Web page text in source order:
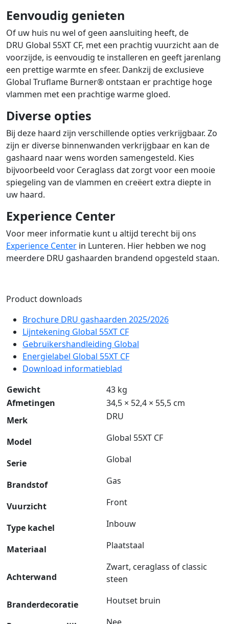
Eenvoudig genieten
Of uw huis nu wel of geen aansluiting heeft, de
DRU Global 55XT CF, met een prachtig vuurzicht aan de
voorzijde, is eenvoudig te installeren en geeft jarenlang
een prettige warmte en sfeer. Dankzij de exclusieve
Global Truflame Burner® ontstaan er prachtige hoge
vlammen met een prachtige warme gloed.
Diverse opties
Bij deze haard zijn verschillende opties verkrijgbaar. Zo
zijn er diverse binnenwanden verkrijgbaar en kan de
gashaard naar wens worden samengesteld. Kies
bijvoorbeeld voor Ceraglass dat zorgt voor een mooie
spiegeling van de vlammen en creëert extra diepte in
uw haard.
Experience Center
Voor meer informatie kunt u altijd terecht bij ons
Experience Center in Lunteren. Hier hebben we nog
meerdere DRU gashaarden brandend opgesteld staan.
Product downloads
Brochure DRU gashaarden 2025/2026
Lijntekening Global 55XT CF
Gebruikershandleiding Global
Energielabel Global 55XT CF
Download informatieblad
Gewicht
43 kg
Afmetingen
34,5 × 52,4 × 55,5 cm
Merk
DRU
Model Global 55XT CF
Serie Global
Brandstof Gas
Vuurzicht Front
Type kachel Inbouw
Materiaal Plaatstaal
Achterwand
Zwart, ceraglass of classic
steen
Branderdecoratie Houtset bruin